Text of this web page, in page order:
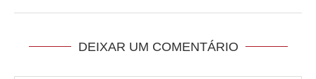
DEIXAR UM COMENTÁRIO